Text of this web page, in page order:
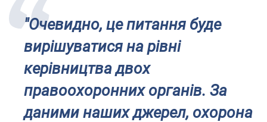
"Очевидно, це питання буде
вирішуватися на рівні
керівництва двох
правоохоронних органів. За
даними наших джерел, охорона